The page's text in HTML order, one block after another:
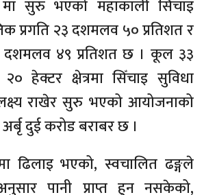
सुरु भएको महाकाली सिँचाइ
प्रगति २३ दशमलव ५० प्रतिशत र
दशमलव ४९ प्रतिशत छ । कूल ३३
हेक्टर क्षेत्रमा सिँचाइ सुविधा
राखेर सुरु भएको आयोजनाको
दुई करोड बराबर छ ।
ढिलाइ भएको, स्वचालित ढङ्गले
पानी प्राप्त हुन नसकेको,